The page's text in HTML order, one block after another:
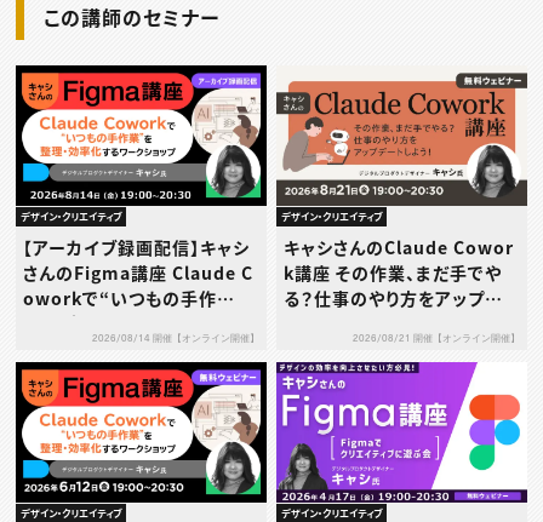
この講師のセミナー
デザイン・クリエイティブ
【アーカイブ録画配信】キャシ
さんのFigma講座 Claude C
oworkで“いつもの手作
業”を整理・効率化するワーク
2026/08/14 開催【オンライン開催】
デザイン・クリエイティブ
キャシさんのClaude Cowor
k講座 その作業、まだ手でや
る？仕事のやり方をアップデ
2026/08/21 開催【オンライン開催】
デザイン・クリエイティブ デザイン・クリエイティブ